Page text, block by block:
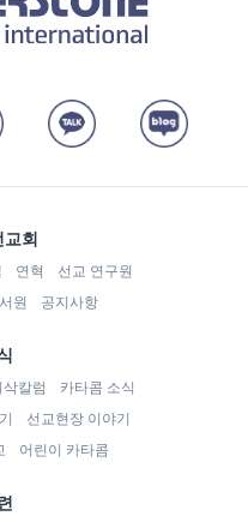
교회
연혁
선교 연구원
원 공지사항
삭칼럼
카타콤 소식
선교현장 이야기
어린이 카타콤